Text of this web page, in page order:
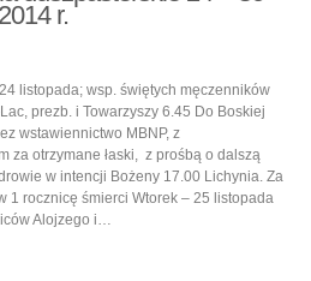
r.
listopada; wsp. świętych męczenników
prezb. i Towarzyszy 6.45 Do Boskiej
wstawiennictwo MBNP, z
za otrzymane łaski, z prośbą o dalszą
w intencji Bożeny 17.00 Lichynia. Za
1 rocznicę śmierci Wtorek – 25 listopada
Alojzego i…